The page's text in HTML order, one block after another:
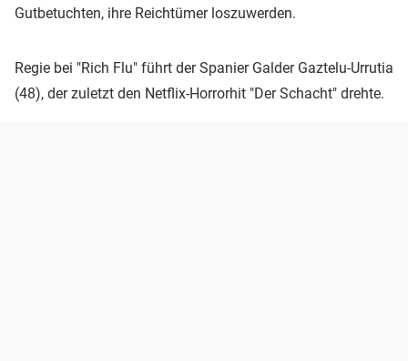
Gutbetuchten, ihre Reichtümer loszuwerden.
Regie bei "Rich Flu" führt der Spanier Galder Gaztelu-Urrutia
(48), der zuletzt den Netflix-Horrorhit "Der Schacht" drehte.